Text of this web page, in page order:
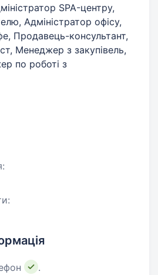
SPA-центру,
Адміністратор офісу,
Продавець-консультант,
Менеджер з закупівель,
по роботі з
.